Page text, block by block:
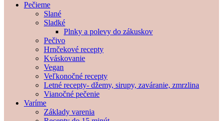
Pečieme
Slané
Sladké
Plnky a polevy do zákuskov
Pečivo
Hrnčekové recepty
Kváskovanie
Vegan
Veľkonočné recepty
Letné recepty- džemy, sirupy, zaváranie, zmrzlina
Vianočné pečenie
Varíme
Základy varenia